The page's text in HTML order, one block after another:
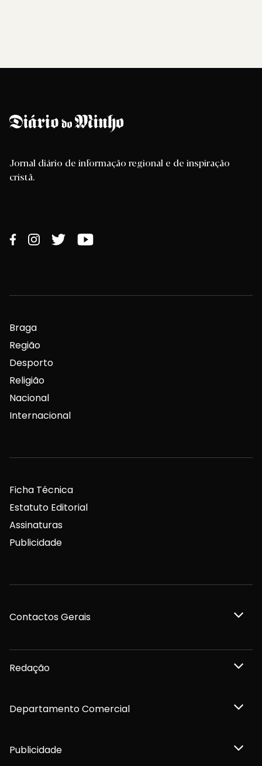
Jornal diário de informação regional e de inspiração
cristã.
Braga
Região
Desporto
Religião
Nacional
Internacional
Ficha Técnica
Estatuto Editorial
Assinaturas
Publicidade
Contactos Gerais
Redação
Departamento Comercial
Publicidade